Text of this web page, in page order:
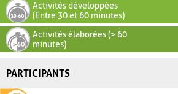
Activités développées
(Entre 30 et 60 minutes)
Activités élaborées (> 60
minutes)
PARTICIPANTS